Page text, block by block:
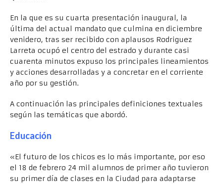
En la que es su cuarta presentación inaugural, la
última del actual mandato que culmina en diciembre
venidero, tras ser recibido con aplausos Rodriguez
Larreta ocupó el centro del estrado y durante casi
cuarenta minutos expuso los principales lineamientos
y acciones desarrolladas y a concretar en el corriente
año por su gestión.
A continuación las principales definiciones textuales
según las temáticas que abordó.
Educación
«El futuro de los chicos es lo más importante, por eso
el 18 de febrero 24 mil alumnos de primer año tuvieron
su primer día de clases en la Ciudad para adaptarse